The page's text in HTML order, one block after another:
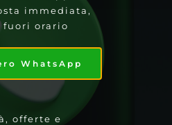
immediata,
fuori orario
WhatsApp
offerte e